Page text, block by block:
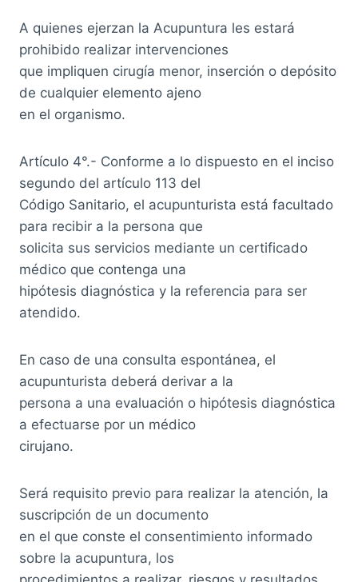
A quienes ejerzan la Acupuntura les estará
prohibido realizar intervenciones
que impliquen cirugía menor, inserción o depósito
de cualquier elemento ajeno
en el organismo.
Artículo 4°.- Conforme a lo dispuesto en el inciso
segundo del artículo 113 del
Código Sanitario, el acupunturista está facultado
para recibir a la persona que
solicita sus servicios mediante un certificado
médico que contenga una
hipótesis diagnóstica y la referencia para ser
atendido.
En caso de una consulta espontánea, el
acupunturista deberá derivar a la
persona a una evaluación o hipótesis diagnóstica
a efectuarse por un médico
cirujano.
Será requisito previo para realizar la atención, la
suscripción de un documento
en el que conste el consentimiento informado
sobre la acupuntura, los